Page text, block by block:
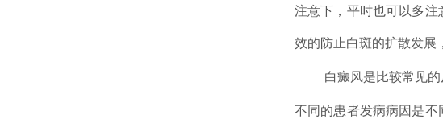
注意下，平时也可以多
效的防止白斑的扩散发展
白癜风是比较常见的
不同的患者发病病因是